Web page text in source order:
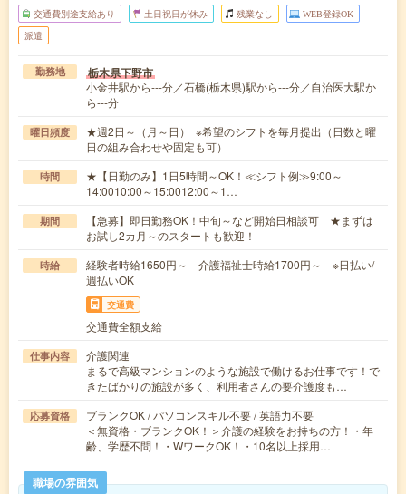
交通費別途支給あり 土日祝日が休み 残業なし WEB登録OK
派遣
勤務地 栃木県下野市
小金井駅から---分／石橋(栃木県)駅から---分／自治医大駅か
ら---分
曜日頻度
★週2日～（月～日） ※希望のシフトを毎月提出（日数と曜
日の組み合わせや固定も可）
時間
★【日勤のみ】1日5時間～OK！≪シフト例≫9:00～
14:0010:00～15:0012:00～1…
期間
【急募】即日勤務OK！中旬～など開始日相談可 ★まずは
お試し2カ月～のスタートも歓迎！
時給
経験者時給1650円～ 介護福祉士時給1700円～ ※日払い/
週払いOK
交通費
交通費全額支給
仕事内容
介護関連
まるで高級マンションのような施設で働けるお仕事です！で
きたばかりの施設が多く、利用者さんの要介護度も…
応募資格
ブランクOK / パソコンスキル不要 / 英語力不要
＜無資格・ブランクOK！＞介護の経験をお持ちの方！・年
齢、学歴不問！・WワークOK！・10名以上採用…
職場の雰囲気